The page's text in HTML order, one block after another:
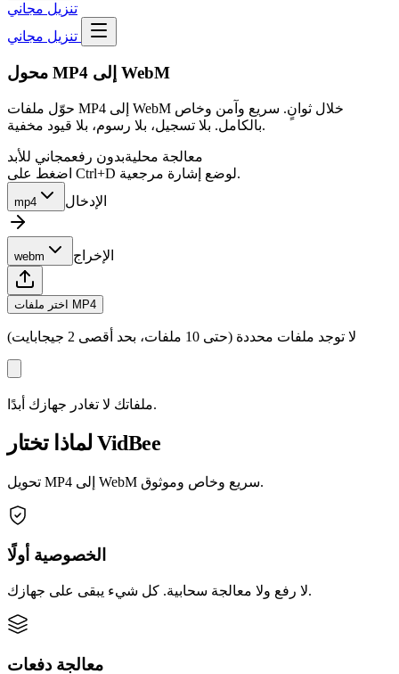
تنزيل مجاني
محول MP4 إلى WebM
حوّل ملفات MP4 إلى WebM خلال ثوانٍ. سريع وآمن وخاص
بالكامل. بلا تسجيل، بلا رسوم، بلا قيود مخفية.
معالجة محليةبدون رفعمجاني للأبد
اضغط على Ctrl+D لوضع إشارة مرجعية.
mp4 الإدخال
webm الإخراج
اختر ملفات MP4
لا توجد ملفات محددة (حتى 10 ملفات، بحد أقصى 2 جيجابايت)
ملفاتك لا تغادر جهازك أبدًا.
لماذا تختار VidBee
تحويل MP4 إلى WebM سريع وخاص وموثوق.
الخصوصية أولًا
لا رفع ولا معالجة سحابية. كل شيء يبقى على جهازك.
معالجة دفعات